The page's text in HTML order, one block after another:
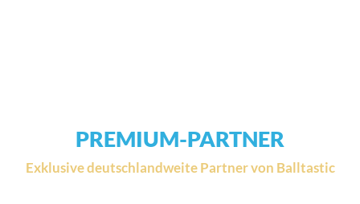
PREMIUM-PARTNER
Exklusive deutschlandweite Partner von Balltastic